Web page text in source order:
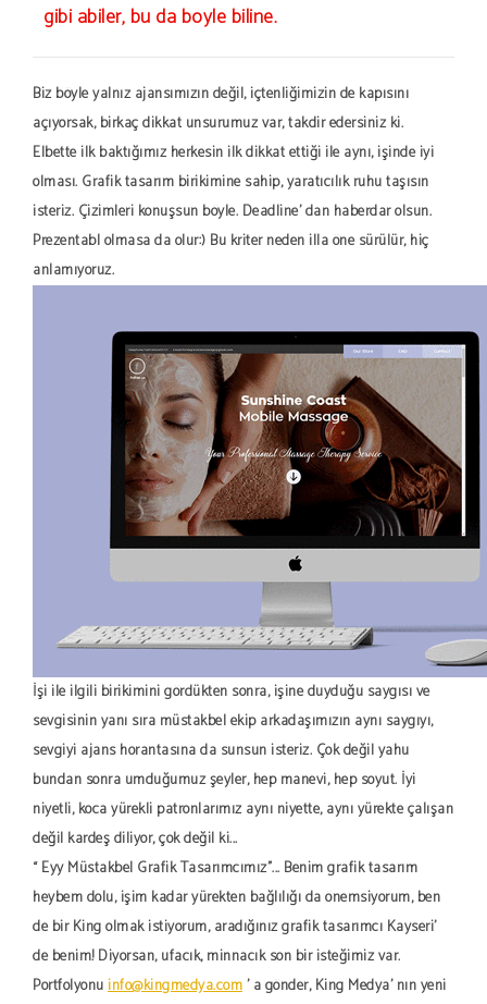
gibi abiler, bu da böyle biline.
Biz böyle yalnız ajansımızın değil, içtenliğimizin de kapısını
açıyorsak, birkaç dikkat unsurumuz var, takdir edersiniz ki.
Elbette ilk baktığımız herkesin ilk dikkat ettiği ile aynı, işinde iyi
olması. Grafik tasarım birikimine sahip, yaratıcılık ruhu taşısın
isteriz. Çizimleri konuşsun böyle. Deadline' dan haberdar olsun.
Prezentabl olmasa da olur:) Bu kriter neden illa öne sürülür, hiç
anlamıyoruz.
İşi ile ilgili birikimini gördükten sonra, işine duyduğu saygısı ve
sevgisinin yanı sıra müstakbel ekip arkadaşımızın aynı saygıyı,
sevgiyi ajans horantasına da sunsun isteriz. Çok değil yahu
bundan sonra umduğumuz şeyler, hep manevi, hep soyut. İyi
niyetli, koca yürekli patronlarımız aynı niyette, aynı yürekte çalışan
değil kardeş diliyor, çok değil ki...
“ Eyy Müstakbel Grafik Tasarımcımız”... Benim grafik tasarım
heybem dolu, işim kadar yürekten bağlılığı da önemsiyorum, ben
de bir King olmak istiyorum, aradığınız grafik tasarımcı Kayseri'
de benim! Diyorsan, ufacık, minnacık son bir isteğimiz var.
Portfolyonuinfo@kingmedya.com' a gönder, King Medya' nın yeni